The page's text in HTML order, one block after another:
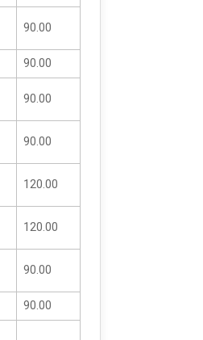
90.00
90.00
90.00
90.00
120.00
120.00
90.00
90.00